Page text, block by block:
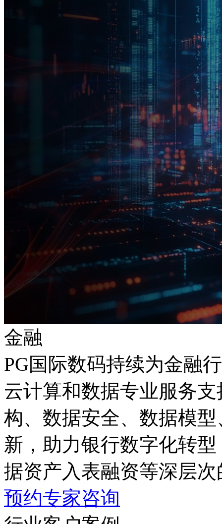
金融
PG国际数码持续为金
云计算和数据专业服务支持
构、数据安全、数据模
新，助力银行数字化转型
据资产入表融资等深层
预约专家咨询